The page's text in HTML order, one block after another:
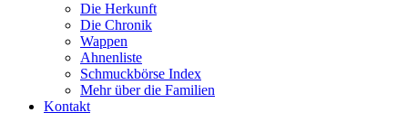
Die Herkunft
Die Chronik
Wappen
Ahnenliste
Schmuckbörse Index
Mehr über die Familien
Kontakt